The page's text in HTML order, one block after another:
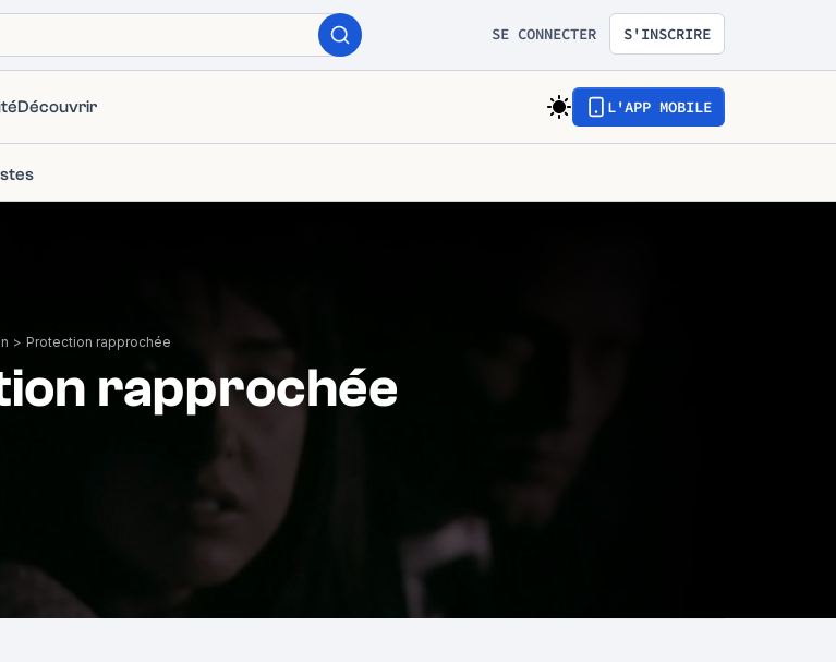
SE CONNECTER S'INSCRIRE
Découvrir L'APP MOBILE
> Protection rapprochée
rapprochée